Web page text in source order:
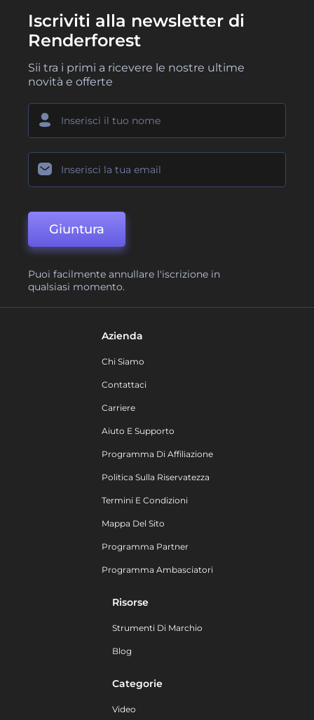
Iscriviti alla newsletter di
Renderforest
Sii tra i primi a ricevere le nostre ultime
novità e offerte
Giuntura
Puoi facilmente annullare l'iscrizione in
qualsiasi momento.
Azienda
Chi Siamo
Contattaci
Carriere
Aiuto E Supporto
Programma Di Affiliazione
Politica Sulla Riservatezza
Termini E Condizioni
Mappa Del Sito
Programma Partner
Programma Ambasciatori
Risorse
Strumenti Di Marchio
Blog
Categorie
Video